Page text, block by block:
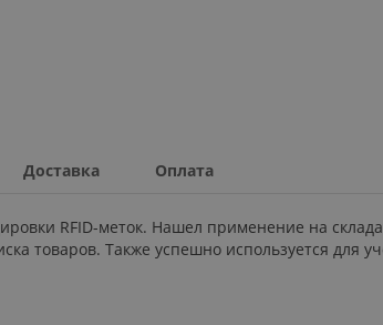
Доставка Оплата
RFID-меток. Нашел применение на
товаров. Также успешно используется для